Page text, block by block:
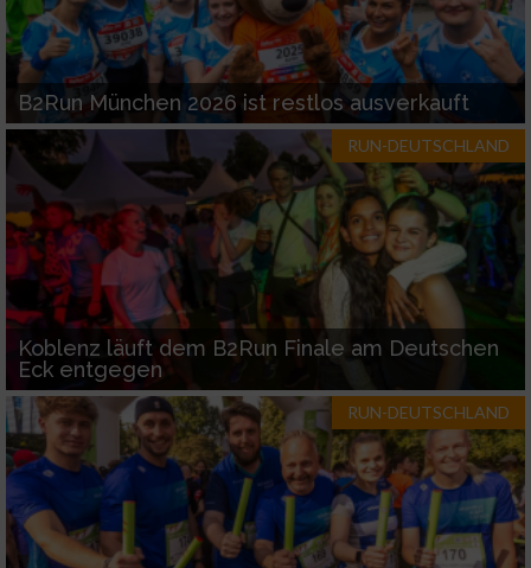
B2Run München 2026 ist restlos ausverkauft
RUN-DEUTSCHLAND
Koblenz läuft dem B2Run Finale am Deutschen
Eck entgegen
RUN-DEUTSCHLAND